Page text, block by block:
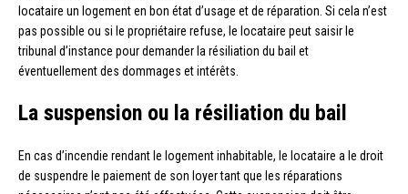
locataire un logement en bon état d’usage et de réparation. Si cela n’est
pas possible ou si le propriétaire refuse, le locataire peut saisir le
tribunal d’instance pour demander la résiliation du bail et
éventuellement des dommages et intérêts.
La suspension ou la résiliation du bail
En cas d’incendie rendant le logement inhabitable, le locataire a le droit
de suspendre le paiement de son loyer tant que les réparations